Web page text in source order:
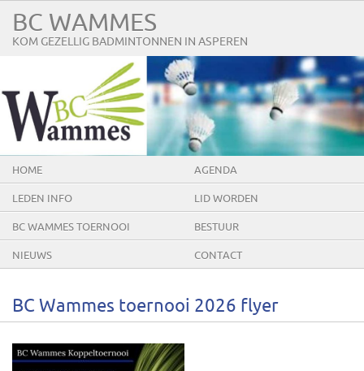
BC WAMMES
KOM GEZELLIG BADMINTONNEN IN ASPEREN
HOME AGENDA
LEDEN INFO LID WORDEN
BC WAMMES TOERNOOI BESTUUR
NIEUWS CONTACT
BC Wammes toernooi 2026 flyer